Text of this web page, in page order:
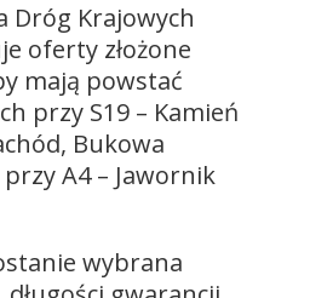
Dróg Krajowych
oferty złożone
mają powstać
przy S19 – Kamień
Bukowa
A4 – Jawornik
wybrana